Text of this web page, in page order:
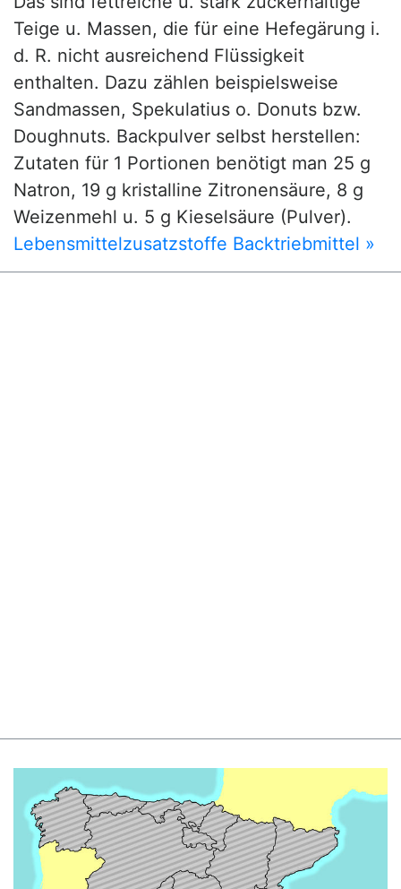
Teige u. Massen, die für eine Hefegärung i.
d. R. nicht ausreichend Flüssigkeit
enthalten. Dazu zählen beispielsweise
Sandmassen, Spekulatius o. Donuts bzw.
Doughnuts. Backpulver selbst herstellen:
Zutaten für 1 Portionen benötigt man 25 g
Natron, 19 g kristalline Zitronensäure, 8 g
Weizenmehl u. 5 g Kieselsäure (Pulver).
Lebensmittelzusatzstoffe Backtriebmittel »